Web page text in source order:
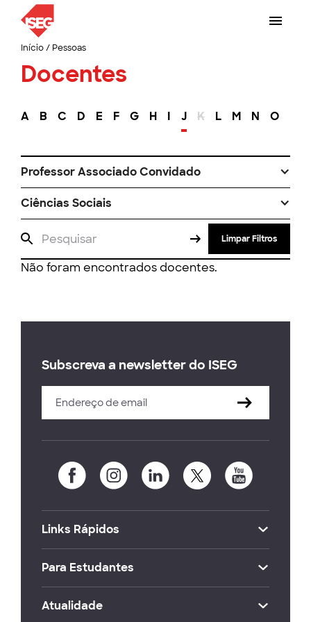
Início/ Pessoas
Docentes
A B C D E F G H I J K L M N O
Professor Associado Convidado
Ciências Sociais
Limpar Filtros
Não foram encontrados docentes.
Subscreva a newsletter do ISEG
Links Rápidos
Para Estudantes
Atualidade